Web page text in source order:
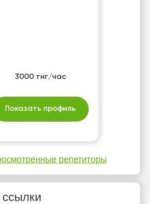
3000 тнг/час
Показать профиль
репетиторы